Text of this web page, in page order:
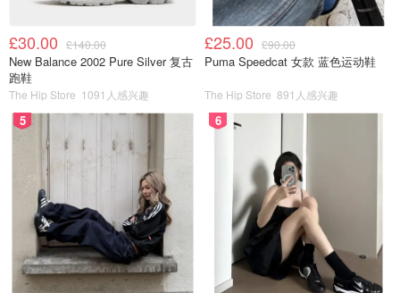
£30.00 £140.00
New Balance 2002 Pure Silver 复古
跑鞋
The Hip Store 1091人感兴趣
£25.00 £90.00
Puma Speedcat 女款 蓝色运动鞋
The Hip Store 891人感兴趣
5 6